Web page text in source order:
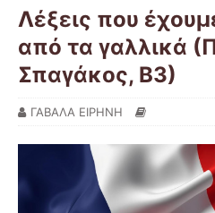
Λέξεις που
από τα γαλλικά
Σπαγάκος, Β3)
ΓΑΒΑΛΑ ΕΙΡΗΝΗ